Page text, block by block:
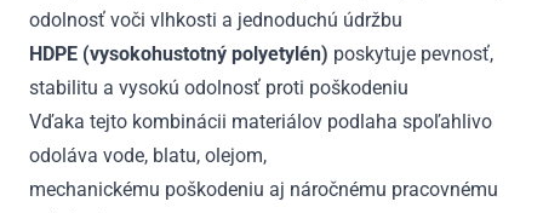
odolnosť voči vlhkosti a jednoduchú údržbu
HDPE (vysokohustotný polyetylén) poskytuje pevnosť,
stabilitu a vysokú odolnosť proti poškodeniu
Vďaka tejto kombinácii materiálov podlaha spoľahlivo
odoláva vode, blatu, olejom,
mechanickému poškodeniu aj náročnému pracovnému